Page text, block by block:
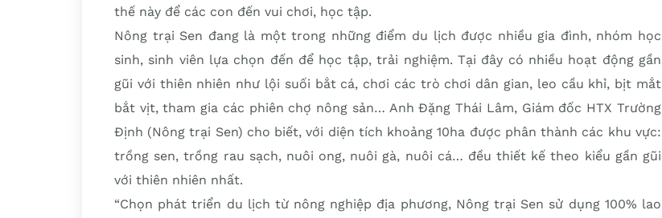
thế này để các con đến vui chơi, học tập.
Nông trại Sen đang là một trong những điểm du lịch được nhiều gia đình, nhóm học
sinh, sinh viên lựa chọn đến để học tập, trải nghiệm. Tại đây có nhiều hoạt động gần
gũi với thiên nhiên như lội suối bắt cá, chơi các trò chơi dân gian, leo cầu khỉ, bịt mắt
bắt vịt, tham gia các phiên chợ nông sản… Anh Đặng Thái Lâm, Giám đốc HTX Trường
Định (Nông trại Sen) cho biết, với diện tích khoảng 10ha được phân thành các khu vực:
trồng sen, trồng rau sạch, nuôi ong, nuôi gà, nuôi cá… đều thiết kế theo kiểu gần gũi
với thiên nhiên nhất.
“Chọn phát triển du lịch từ nông nghiệp địa phương, Nông trại Sen sử dụng 100% lao